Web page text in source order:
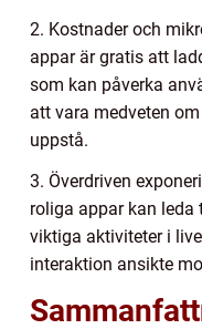
2. Kostnader och
appar är gratis att
som kan påverka
att vara medveten
uppstå.
3. Överdriven
roliga appar kan
viktiga aktiviteter i
interaktion ansikte